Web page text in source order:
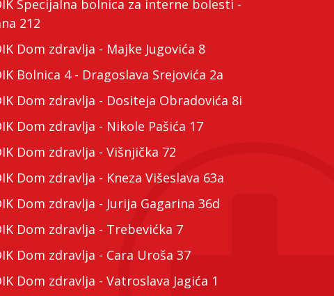
Specijalna bolnica za interne bolesti -
212
Dom zdravlja - Majke Jugovića 8
Bolnica 4 - Dragoslava Srejovića 2a
Dom zdravlja - Dositeja Obradovića 8i
Dom zdravlja - Nikole Pašića 17
Dom zdravlja - Višnjička 72
Dom zdravlja - Kneza Višeslava 63a
Dom zdravlja - Jurija Gagarina 36d
Dom zdravlja - Trebevićka 7
Dom zdravlja - Cara Uroša 37
Dom zdravlja - Vatroslava Jagića 1